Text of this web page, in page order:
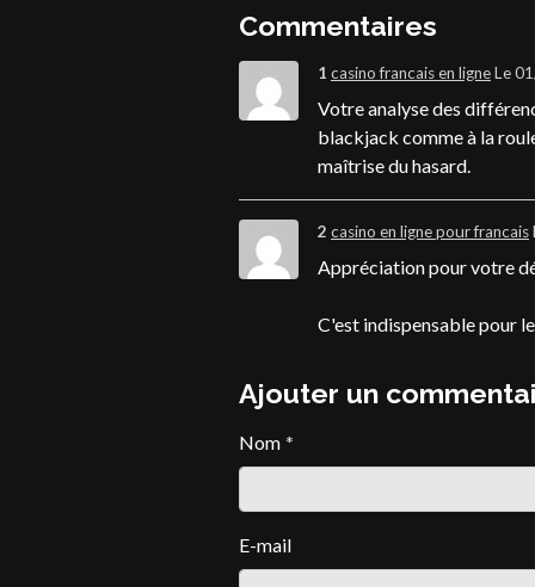
Commentaires
1 casino francais en ligneLe
Votre analyse des
blackjack comme à la
maîtrise du hasard.
2 casino en ligne pour francais
Appréciation pour votre
C'est indispensable pour
Ajouter un
Nom
E-mail